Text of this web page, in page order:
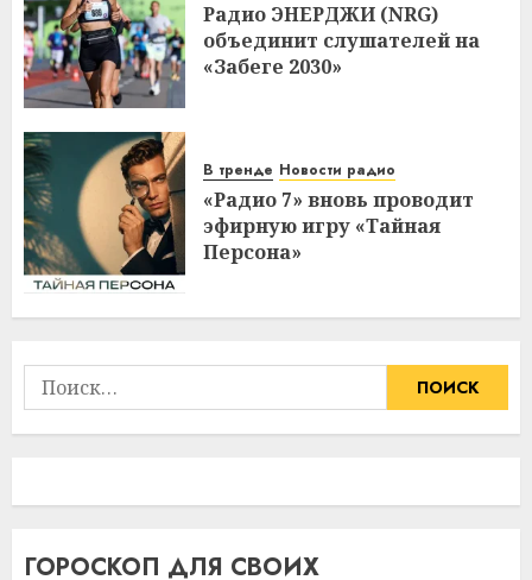
Радио ЭНЕРДЖИ (NRG)
объединит слушателей на
«Забеге 2030»
В тренде Новости радио
«Радио 7» вновь проводит
эфирную игру «Тайная
Персона»
Найти:
ГОРОСКОП ДЛЯ СВОИХ